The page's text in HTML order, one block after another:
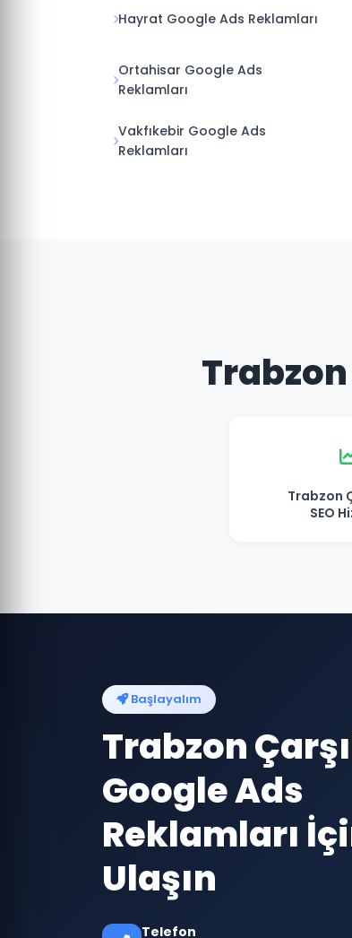
Hayrat Google Ads Reklamları
Ortahisar Google Ads
Reklamları
Vakfıkebir Google Ads
Reklamları
Trabzon
SEO
Başlayalım
Trabzon
Google Ads
Reklamları
Ulaşın
Telefon